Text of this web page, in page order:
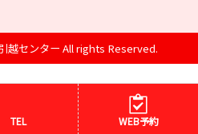
越センター All rights Reserved.
TEL WEB予約